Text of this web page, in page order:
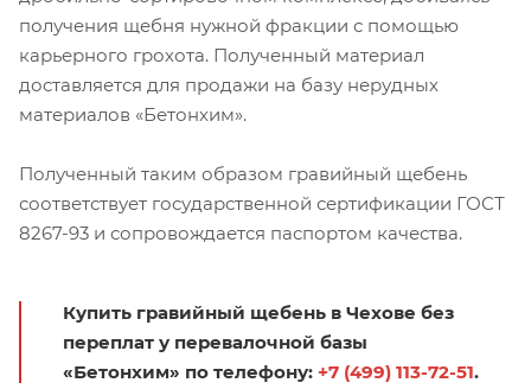
получения щебня нужной фракции с помощью
карьерного грохота. Полученный материал
доставляется для продажи на базу нерудных
материалов «Бетонхим».
Полученный таким образом гравийный щебень
соответствует государственной сертификации ГОСТ
8267-93 и сопровождается паспортом качества.
Купить гравийный щебень в Чехове без
переплат у перевалочной базы
«Бетонхим» по телефону: +7 (499) 113-72-51.